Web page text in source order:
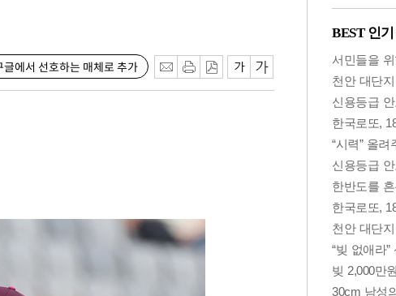
글에서 선호하는 매체로 추가